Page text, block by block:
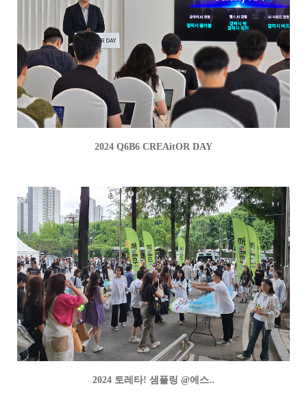
2024 Q6B6 CREAitOR DAY
2024 토레타! 샘플링 @에스..